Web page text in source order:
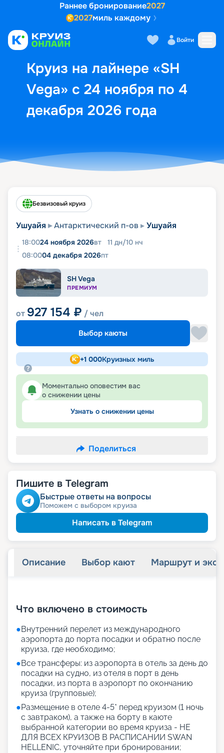
Раннее бронирование2027
2027миль каждому
Войти
Круиз на лайнере «SH
Vega» с 24 ноября по 4
декабря 2026 года
Выбор кают Маршрут и
Безвизовый круиз
Ушуайя Антарктический п-ов Ушуайя
18:0024 ноября 2026вт 11 дн/10 нч
08:0004 декабря 2026пт
SH Vega
ПРЕМИУМ
от 927 154 ₽ / чел
Выбор каюты
+1 000Круизных миль
Моментально оповестим вас
о снижении цены
Узнать о снижении цены
Поделиться
Пишите в Telegram
Быстрые ответы на вопросы
Поможем с выбором круиза
Написать в Telegram
Описание Выбор кают Маршрут и
Что включено в стоимость
●Внутренний перелет из международного
аэропорта до порта посадки и обратно после
круиза, где необходимо;
●Все трансферы: из аэропорта в отель за день до
посадки на судно, из отеля в порт в день
посадки, из порта в аэропорт по окончанию
круиза (групповые);
●Размещение в отеле 4-5* перед круизом (1 ночь
с завтраком), а также на борту в каюте
выбранной категории во время круиза - НЕ
ДЛЯ ВСЕХ КРУИЗОВ В РАСПИСАНИИ SWAN
HELLENIC, уточняйте при бронировании;